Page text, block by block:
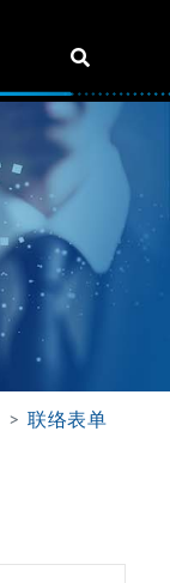
联络表单